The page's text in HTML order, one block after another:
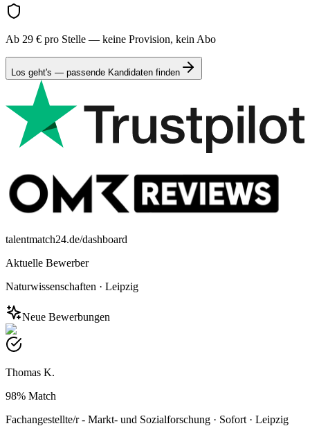
Ab 29 € pro Stelle — keine Provision, kein Abo
Los geht's — passende Kandidaten finden
talentmatch24.de/dashboard
Aktuelle Bewerber
Naturwissenschaften · Leipzig
Neue Bewerbungen
Thomas K.
98% Match
Fachangestellte/r - Markt- und Sozialforschung · Sofort · Leipzig